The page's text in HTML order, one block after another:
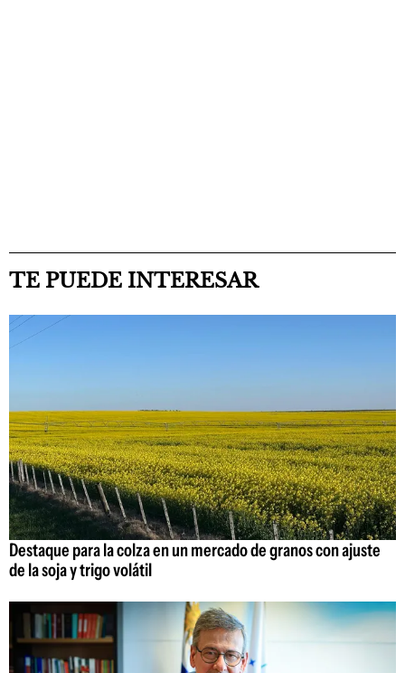
TE PUEDE INTERESAR
Destaque para la colza en un mercado de granos con ajuste
de la soja y trigo volátil